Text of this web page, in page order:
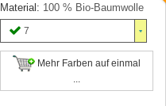
Material: 100 % Bio-Baumwolle
7
Mehr Farben auf einmal